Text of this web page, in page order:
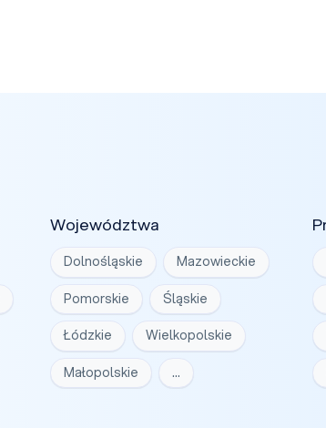
Województwa
Dolnośląskie Mazowieckie
Pomorskie Śląskie
Łódzkie Wielkopolskie
Małopolskie …